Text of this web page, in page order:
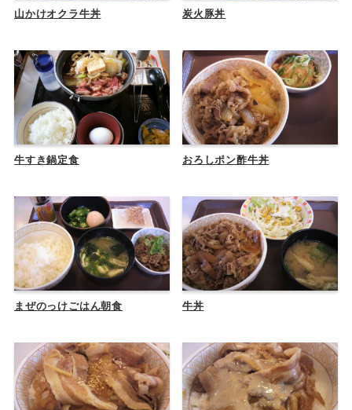
山かけオクラ牛丼 炭火豚丼
牛すき鍋定食 おろしポン酢牛丼
まぜのっけごはん朝食 牛丼